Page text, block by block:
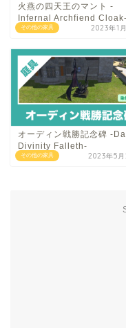
その他の家具
火燕の四天王のマント -
Infernal Archfiend Cloak-
2023年1
その他の家具
オーディン戦勝記念碑 -
Divinity Falleth-
2023年5月